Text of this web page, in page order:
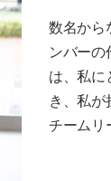
数名から
ンバー
は、私に
き、私
チームリ